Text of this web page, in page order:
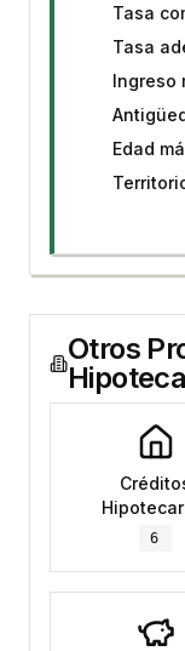
Tasa
Tasa
Ingreso
Edad
Otros
6